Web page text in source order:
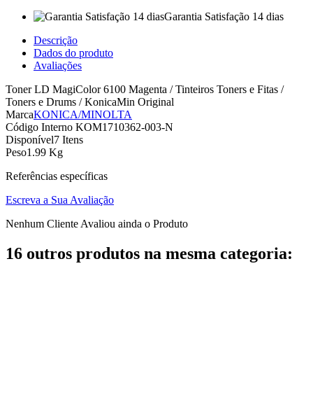
Garantia Satisfação 14 dias
Descrição
Dados do produto
Avaliações
Toner LD MagiColor 6100 Magenta / Tinteiros Toners e Fitas /
Toners e Drums / KonicaMin Original
MarcaKONICA/MINOLTA
Código Interno KOM1710362-003-N
Disponível7 Itens
Peso1.99 Kg
Referências específicas
Escreva a Sua Avaliação
Nenhum Cliente Avaliou ainda o Produto
16 outros produtos na mesma categoria: